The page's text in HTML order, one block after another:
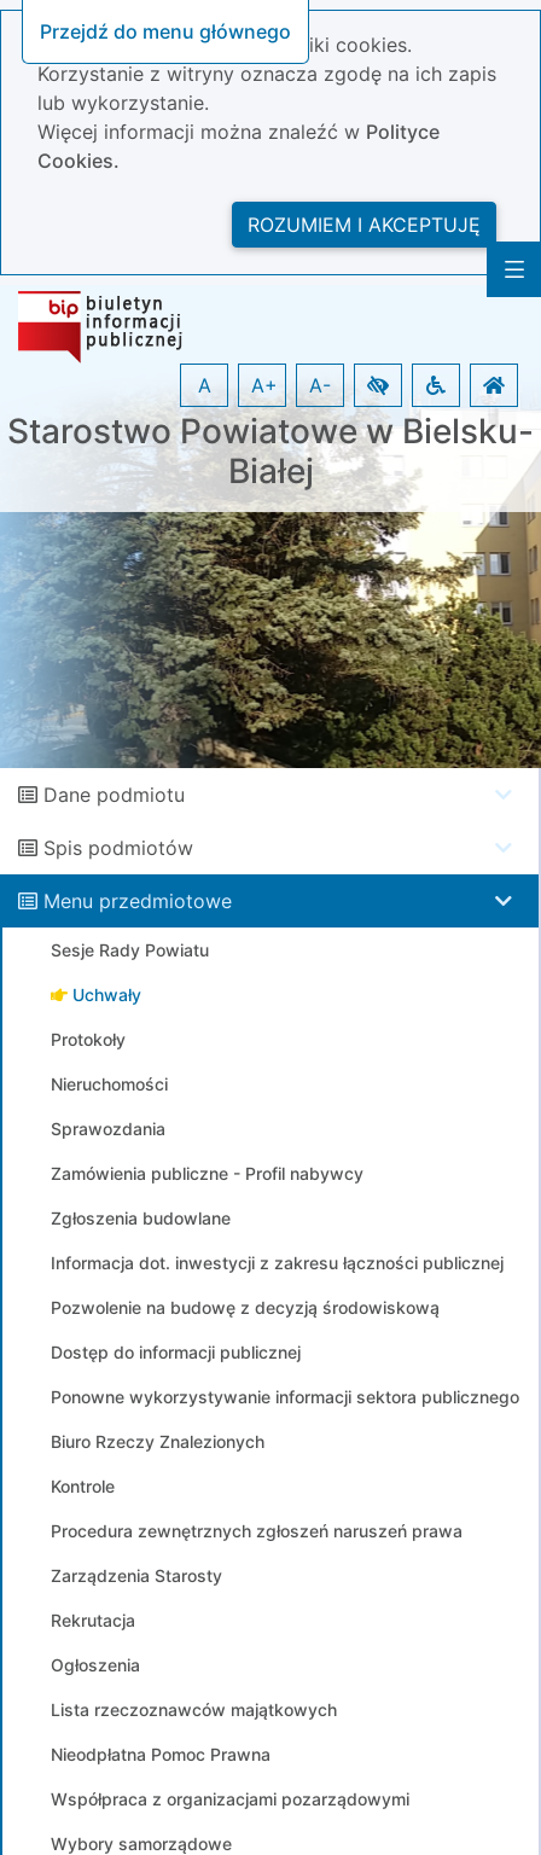
Przejdź do menu głównego
Nasza strona wykorzystuje pliki cookies.
Korzystanie z witryny oznacza zgodę na ich zapis
lub wykorzystanie.
Więcej informacji można znaleźć w Polityce
Cookies.
ROZUMIEM I AKCEPTUJĘ
Starostwo Powiatowe w Bielsku-
Białej
A A+ A-
Dane podmiotu
Spis podmiotów
Menu przedmiotowe
Sesje Rady Powiatu
Uchwały
Protokoły
Nieruchomości
Sprawozdania
Zamówienia publiczne - Profil nabywcy
Zgłoszenia budowlane
Informacja dot. inwestycji z zakresu łączności publicznej
Pozwolenie na budowę z decyzją środowiskową
Dostęp do informacji publicznej
Ponowne wykorzystywanie informacji sektora publicznego
Biuro Rzeczy Znalezionych
Kontrole
Procedura zewnętrznych zgłoszeń naruszeń prawa
Zarządzenia Starosty
Rekrutacja
Ogłoszenia
Lista rzeczoznawców majątkowych
Nieodpłatna Pomoc Prawna
Współpraca z organizacjami pozarządowymi
Wybory samorządowe